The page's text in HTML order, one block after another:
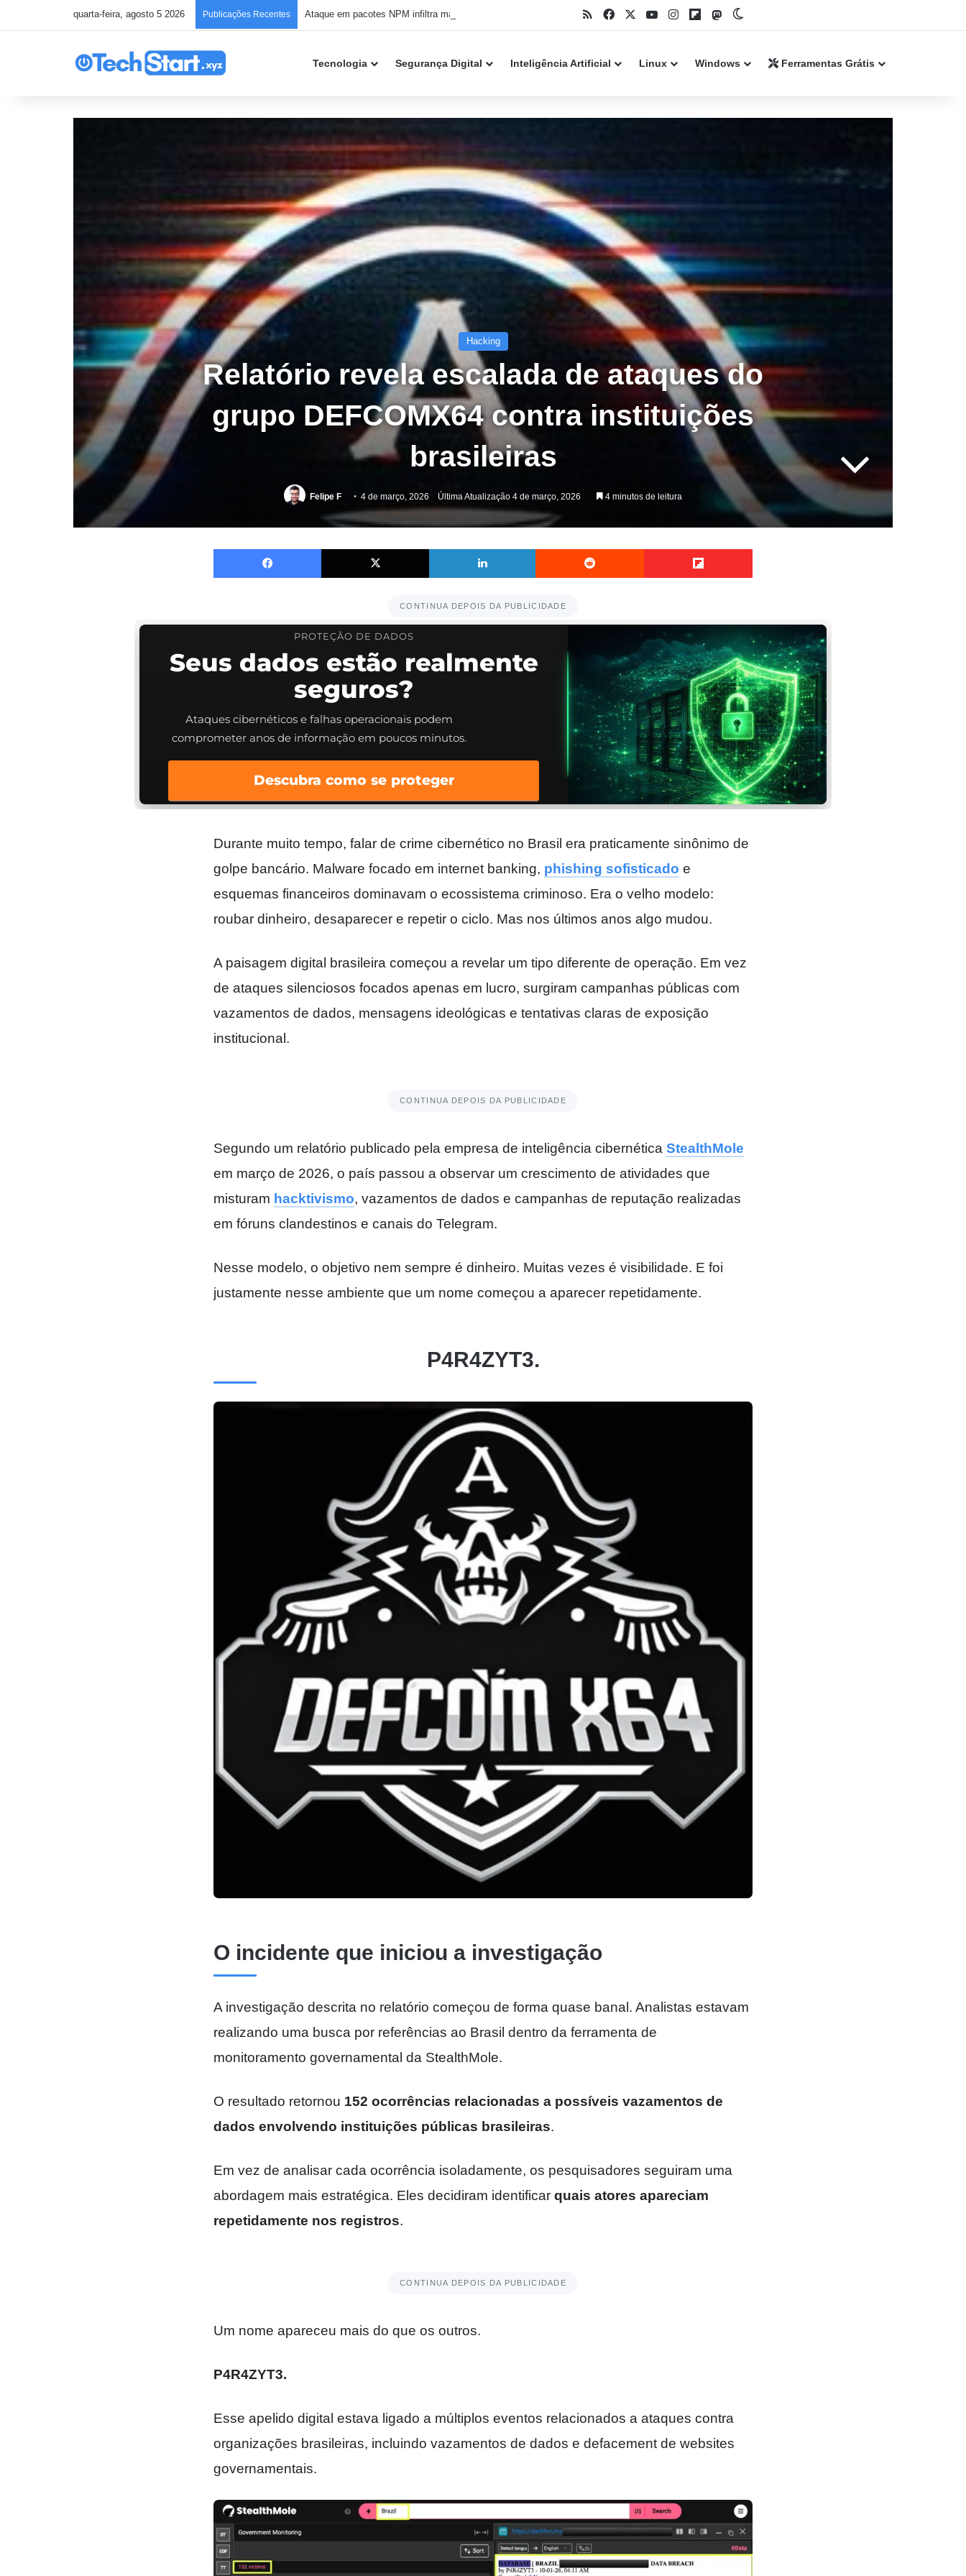
quarta-feira, agosto 5 2026 Publicações Recentes Ataque em pacotes NPM infiltra malware no VS Code RSSFacebookYouTubeInstagramFlipboard
Mastodon
Tecnologia Segurança Digital Inteligência Artificial Linux Windows Ferramentas Grátis
Hacking
Relatório revela escalada de ataques do
grupo DEFCOMX64 contra instituições
brasileiras
Felipe F 4 de março, 2026 Última Atualização 4 de março, 2026 4 minutos de leitura
Facebook X Linkedin Reddit Flipboard
CONTINUA DEPOIS DA PUBLICIDADE
PROTEÇÃO DE DADOS
Seus dados estão realmente
seguros?
Ataques cibernéticos e falhas operacionais podem
comprometer anos de informação em poucos minutos.
Descubra como se proteger
Durante muito tempo, falar de crime cibernético no Brasil era praticamente sinônimo de
golpe bancário. Malware focado em internet banking, phishing sofisticado e
esquemas financeiros dominavam o ecossistema criminoso. Era o velho modelo:
roubar dinheiro, desaparecer e repetir o ciclo. Mas nos últimos anos algo mudou.
A paisagem digital brasileira começou a revelar um tipo diferente de operação. Em vez
de ataques silenciosos focados apenas em lucro, surgiram campanhas públicas com
vazamentos de dados, mensagens ideológicas e tentativas claras de exposição
institucional.
CONTINUA DEPOIS DA PUBLICIDADE
Segundo um relatório publicado pela empresa de inteligência cibernética StealthMole
em março de 2026, o país passou a observar um crescimento de atividades que
misturam hacktivismo, vazamentos de dados e campanhas de reputação realizadas
em fóruns clandestinos e canais do Telegram.
Nesse modelo, o objetivo nem sempre é dinheiro. Muitas vezes é visibilidade. E foi
justamente nesse ambiente que um nome começou a aparecer repetidamente.
P4R4ZYT3.
O incidente que iniciou a investigação
A investigação descrita no relatório começou de forma quase banal. Analistas estavam
realizando uma busca por referências ao Brasil dentro da ferramenta de
monitoramento governamental da StealthMole.
O resultado retornou 152 ocorrências relacionadas a possíveis vazamentos de
dados envolvendo instituições públicas brasileiras.
Em vez de analisar cada ocorrência isoladamente, os pesquisadores seguiram uma
abordagem mais estratégica. Eles decidiram identificar quais atores apareciam
repetidamente nos registros.
CONTINUA DEPOIS DA PUBLICIDADE
Um nome apareceu mais do que os outros.
P4R4ZYT3.
Esse apelido digital estava ligado a múltiplos eventos relacionados a ataques contra
organizações brasileiras, incluindo vazamentos de dados e defacement de websites
governamentais.